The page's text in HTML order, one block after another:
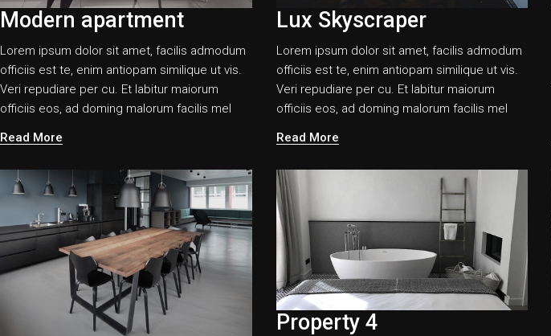
Modern apartment
Lorem ipsum dolor sit amet, facilis admodum
officiis est te, enim antiopam similique ut vis.
Veri repudiare per cu. Et labitur maiorum
officiis eos, ad doming malorum facilis mel
Read More
Lux Skyscraper
Lorem ipsum dolor sit amet, facilis admodum
officiis est te, enim antiopam similique ut vis.
Veri repudiare per cu. Et labitur maiorum
officiis eos, ad doming malorum facilis mel
Read More
Property 4